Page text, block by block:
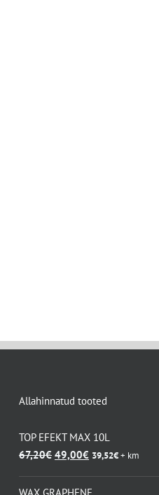
Allahinnatud tooted
TOP EFEKT MAX 10L
67,20€ Algne
oli:
49,00€ Praegune
on:
39,52€+ km
WAX GRAPHENE